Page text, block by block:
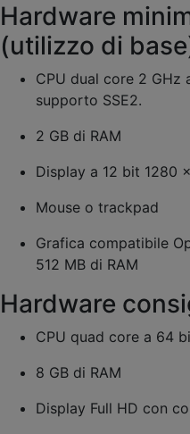
Hardware
(utilizzo di
CPU dual core 2 GHz
supporto SSE2.
2 GB di RAM
Display a 12 bit 1280
Mouse o trackpad
Grafica compatibile
512 MB di RAM
Hardware
CPU quad core a 64
8 GB di RAM
Display Full HD con